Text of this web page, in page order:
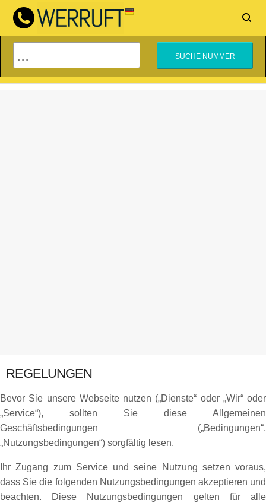
REGELUNGEN
Bevor Sie unsere Webseite nutzen („Dienste“ oder „Wir“ oder
„Service“), sollten Sie diese Allgemeinen
Geschäftsbedingungen („Bedingungen“,
„Nutzungsbedingungen“) sorgfältig lesen.
Ihr Zugang zum Service und seine Nutzung setzen voraus,
dass Sie die folgenden Nutzungsbedingungen akzeptieren und
beachten. Diese Nutzungsbedingungen gelten für alle